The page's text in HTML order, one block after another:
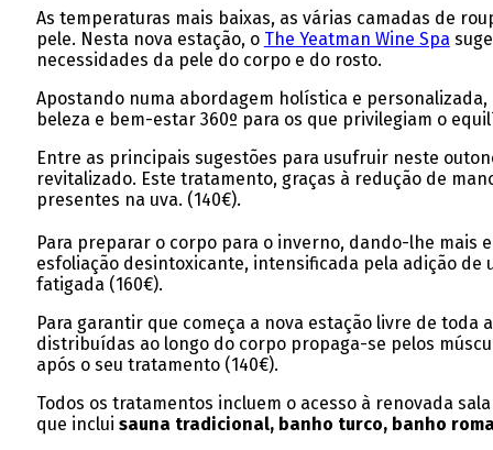
As temperaturas mais baixas, as várias camadas de
pele. Nesta nova estação, o The Yeatman Wine Spa
necessidades da pele do corpo e do rosto.
Apostando numa abordagem holística e
beleza e bem-estar 360º para os que privilegiam o
Entre as principais sugestões para usufruir neste
revitalizado. Este tratamento, graças à redução de
presentes na uva. (140€).
Para preparar o corpo para o inverno, dando-lhe mais
esfoliação desintoxicante, intensificada pela adição
fatigada (160€).
Para garantir que começa a nova estação livre de toda
distribuídas ao longo do corpo propaga-se pelos
após o seu tratamento (140€).
Todos os tratamentos incluem o acesso à renovada
que inclui sauna tradicional, banho turco, banho